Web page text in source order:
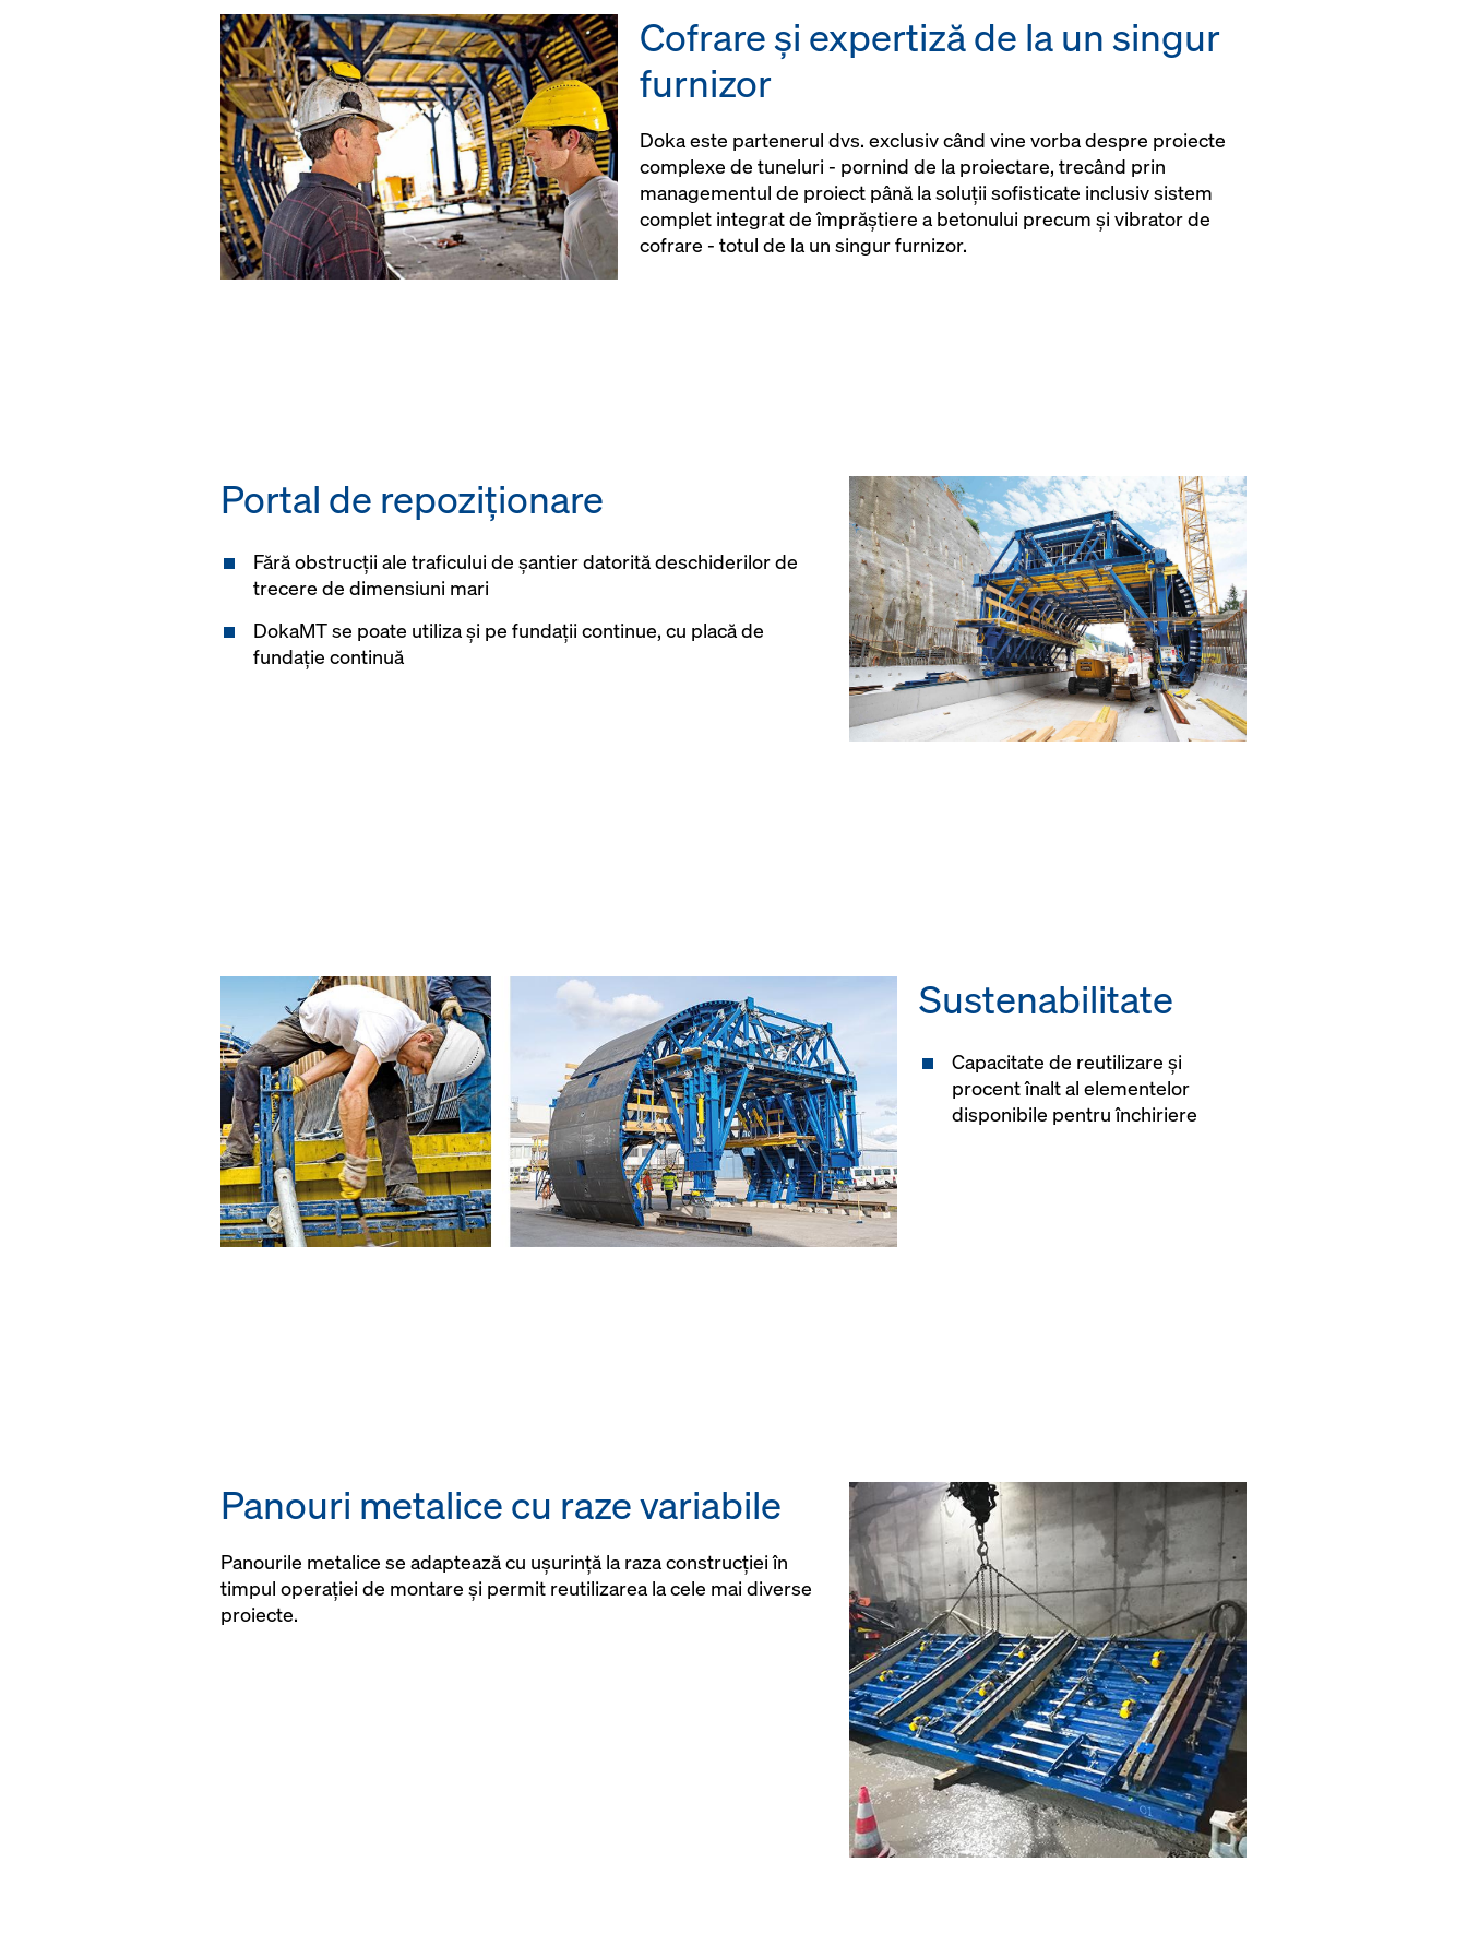
Documentație clar structurată
pentru planurile de montaj, până la
evaluarea riscurilor
Marcaj CE standard în Europa
Cofrare şi expertiză de la un singur
furnizor
Doka este partenerul dvs. exclusiv când vine vorba despre proiecte
complexe de tuneluri - pornind de la proiectare, trecând prin
managementul de proiect până la soluții sofisticate inclusiv sistem
complet integrat de împrăștiere a betonului precum și vibrator de
cofrare - totul de la un singur furnizor.
Portal de repoziționare
Fără obstrucții ale traficului de șantier datorită deschiderilor de
trecere de dimensiuni mari
DokaMT se poate utiliza și pe fundații continue, cu placă de
fundație continuă
Sustenabilitate
Capacitate de reutilizare și
procent înalt al elementelor
disponibile pentru închiriere
Panouri metalice cu raze variabile
Panourile metalice se adaptează cu ușurință la raza construcției în
timpul operației de montare și permit reutilizarea la cele mai diverse
proiecte.